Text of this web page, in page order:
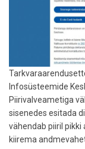
Infosüsteemide
Piirivalveametiga
sisenedes esitada
vähendab piiril
kiirema